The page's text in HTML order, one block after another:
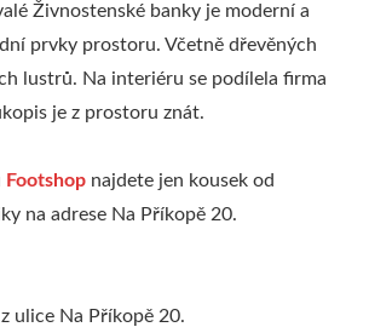
Živnostenské banky je moderní a
prvky prostoru. Včetně dřevěných
lustrů. Na interiéru se podílela firma
je z prostoru znát.
Footshop najdete jen kousek od
na adrese Na Příkopě 20.
ulice Na Příkopě 20.